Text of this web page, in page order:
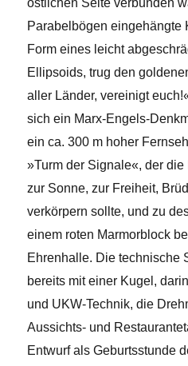
östlichen Seite verbunden
Parabelbögen eingehängte
Form eines leicht
Ellipsoids, trug den
aller Länder, vereinigt
sich ein Marx-Engels-
ein ca. 300 m hoher
»Turm der Signale«, der
zur Sonne, zur Freiheit,
verkörpern sollte, und zu
einem roten Marmorblock
Ehrenhalle. Die technische
bereits mit einer Kugel,
und UKW-Technik, die
Aussichts- und
Entwurf als Geburtsstunde